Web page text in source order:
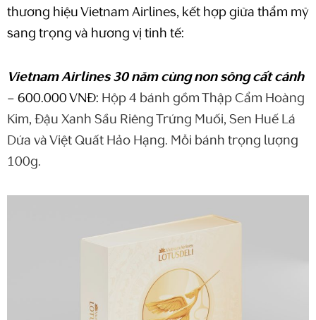
thương hiệu Vietnam Airlines, kết hợp giữa thẩm mỹ
sang trọng và hương vị tinh tế:
Vietnam Airlines 30 năm cùng non sông cất cánh
– 600.000 VNĐ: Hộp 4 bánh gồm Thập Cẩm Hoàng
Kim, Đậu Xanh Sầu Riêng Trứng Muối, Sen Huế Lá
Dứa và Việt Quất Hảo Hạng. Mỗi bánh trọng lượng
100g.